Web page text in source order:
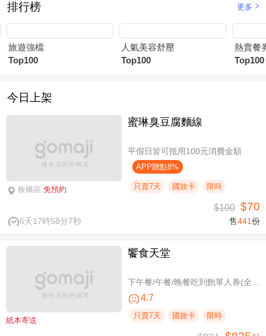
排行榜 更多
旅遊強檔
Top100
人氣美容舒壓
Top100
熱賣餐
Top100
今日上架
板橋區 免預約
蜜琳臭豆腐麵線
平假日皆可抵用100元消費金額
APP贈點8%
只賣7天 國旅卡 限時
6天17時58分6秒
$100 $70
售441份
紙本寄送
饗食天堂
下午餐/午餐/晚餐吃到飽單人券(全台分店可用)
4.7
只賣7天 國旅卡 限時